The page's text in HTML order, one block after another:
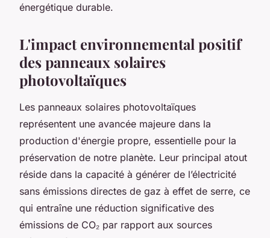
énergétique durable.
L'impact environnemental positif
des panneaux solaires
photovoltaïques
Les panneaux solaires photovoltaïques
représentent une avancée majeure dans la
production d'énergie propre, essentielle pour la
préservation de notre planète. Leur principal atout
réside dans la capacité à générer de l’électricité
sans émissions directes de gaz à effet de serre, ce
qui entraîne une réduction significative des
émissions de CO₂ par rapport aux sources